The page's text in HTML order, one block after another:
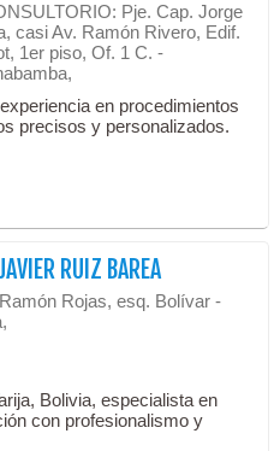
Pje. Cap. Jorge
casi Av. Ramón Rivero, Edif.
1er piso, Of. 1 C. -
en procedimientos
precisos y personalizados.
RUIZ BAREA
Rojas, esq. Bolívar -
Bolivia, especialista en
con profesionalismo y